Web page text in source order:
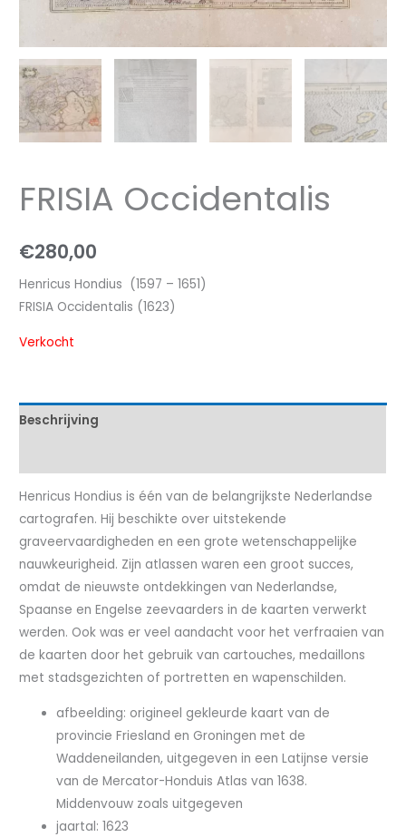
FRISIA Occidentalis
€280,00
Henricus Hondius (1597 – 1651)
FRISIA Occidentalis (1623)
Verkocht
Beschrijving
Henricus Hondius is één van de belangrijkste Nederlandse
cartografen. Hij beschikte over uitstekende
graveervaardigheden en een grote wetenschappelijke
nauwkeurigheid. Zijn atlassen waren een groot succes,
omdat de nieuwste ontdekkingen van Nederlandse,
Spaanse en Engelse zeevaarders in de kaarten verwerkt
werden. Ook was er veel aandacht voor het verfraaien van
de kaarten door het gebruik van cartouches, medaillons
met stadsgezichten of portretten en wapenschilden.
afbeelding: origineel gekleurde kaart van de
provincie Friesland en Groningen met de
Waddeneilanden, uitgegeven in een Latijnse versie
van de Mercator-Honduis Atlas van 1638.
Middenvouw zoals uitgegeven
jaartal: 1623